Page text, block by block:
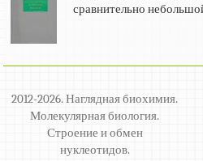
сравнительно
2012-2026. Наглядная биохимия.
Молекулярная биология.
Строение и обмен
нуклеотидов.